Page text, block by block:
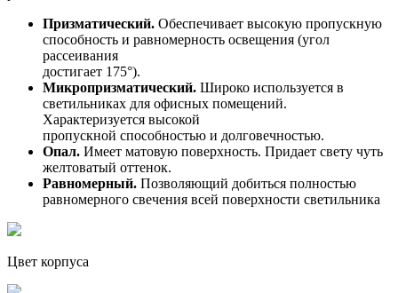
Призматический. Обеспечивает высокую пропускную
способность и равномерность освещения (угол
рассеивания
достигает 175°).
Микропризматический. Широко используется в
светильниках для офисных помещений.
Характеризуется высокой
пропускной способностью и долговечностью.
Опал. Имеет матовую поверхность. Придает свету чуть
желтоватый оттенок.
Равномерный. Позволяющий добиться полностью
равномерного свечения всей поверхности светильника
Цвет корпуса